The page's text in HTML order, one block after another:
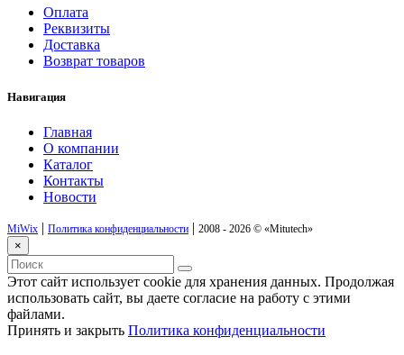
Оплата
Реквизиты
Доставка
Возврат товаров
Навигация
Главная
О компании
Каталог
Контакты
Новости
MiWix | Политика конфиденциальности | 2008 - 2026 © «Mitutech»
×
Этот сайт использует cookie для хранения данных. Продолжая
использовать сайт, вы даете согласие на работу с этими
файлами.
Принять и закрыть Политика конфиденциальности